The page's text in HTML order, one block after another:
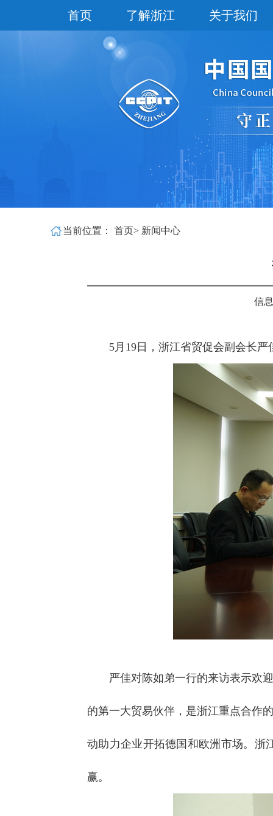
首页 了解浙江 关于我们
当前位置： 首页> 新闻中心
信
5月19日，浙江省贸促会副会长
严佳对陈如弟一行的来访表示欢
的第一大贸易伙伴，是浙江重点合作
动助力企业开拓德国和欧洲市场。浙
赢。